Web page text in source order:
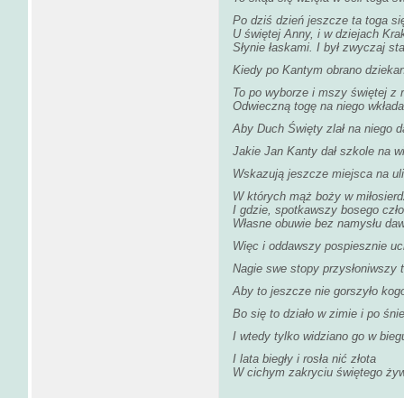
Po dziś dzień jeszcze ta toga
U świętej Anny, i w dziejach
Słynie łaskami. I był zwyczaj
Kiedy po Kantym obrano
To po wyborze i mszy świętej z
Odwieczną togę na niego
Aby Duch Święty zlał na niego
Jakie Jan Kanty dał szkole na
Wskazują jeszcze miejsca na
W których mąż boży w
I gdzie, spotkawszy bosego
Własne obuwie bez namysłu
Więc i oddawszy pospiesznie
Nagie swe stopy przysłoniwszy
Aby to jeszcze nie gorszyło
Bo się to działo w zimie i po
I wtedy tylko widziano go w
I lata biegły i rosła nić złota
W cichym zakryciu świętego